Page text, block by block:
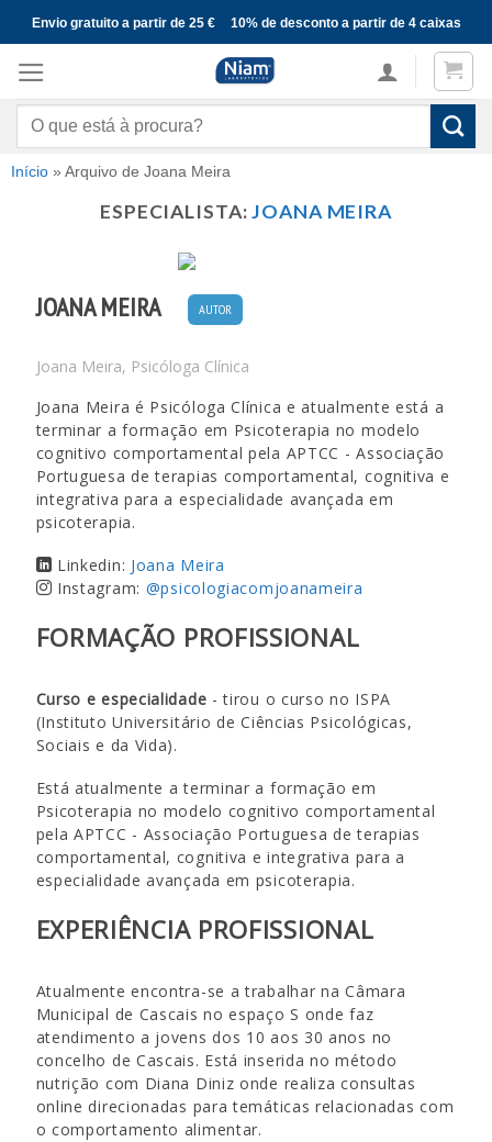
Skip
to
content
Envio gratuito a partir de 25 € 10% de desconto a partir de 4 caixas
Pesquisar
Início » Arquivo de Joana Meira
ESPECIALISTA:JOANA MEIRA
JOANA MEIRA AUTOR
Joana Meira, Psicóloga Clínica
Joana Meira é Psicóloga Clínica e atualmente está a
terminar a formação em Psicoterapia no modelo
cognitivo comportamental pela APTCC - Associação
Portuguesa de terapias comportamental, cognitiva e
integrativa para a especialidade avançada em
psicoterapia.
Linkedin: Joana Meira
Instagram: @psicologiacomjoanameira
FORMAÇÃO PROFISSIONAL
Curso e especialidade - tirou o curso no ISPA
(Instituto Universitário de Ciências Psicológicas,
Sociais e da Vida).
Está atualmente a terminar a formação em
Psicoterapia no modelo cognitivo comportamental
pela APTCC - Associação Portuguesa de terapias
comportamental, cognitiva e integrativa para a
especialidade avançada em psicoterapia.
EXPERIÊNCIA PROFISSIONAL
Atualmente encontra-se a trabalhar na Câmara
Municipal de Cascais no espaço S onde faz
atendimento a jovens dos 10 aos 30 anos no
concelho de Cascais. Está inserida no método
nutrição com Diana Diniz onde realiza consultas
online direcionadas para temáticas relacionadas com
o comportamento alimentar.